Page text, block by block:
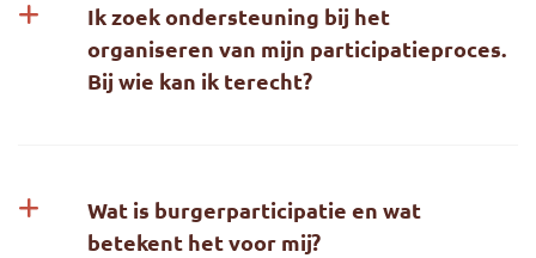
Ik zoek ondersteuning bij het
organiseren van mijn participatieproces.
Bij wie kan ik terecht?
Wat is burgerparticipatie en wat
betekent het voor mij?